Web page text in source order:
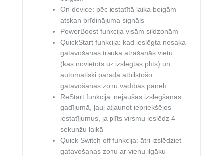
On device: pēc iestatītā laika beigām
atskan brīdinājuma signāls
PowerBoost funkcija visām sildzonām
QuickStart funkcija: kad ieslēgta nosaka
gatavošanas trauka atrašanās vietu
(kas novietots uz izslēgtas plīts) un
automātiski parāda atbilstošo
gatavošanas zonu vadības panelī
ReStart funkcija: nejaušas izslēgšanas
gadījumā, ļauj atjaunot iepriekšējos
iestatījumus, ja plīts virsmu ieslēdz 4
sekunžu laikā
Quick Switch off funkcija: ātri izslēdziet
gatavošanas zonu ar vienu ilgāku